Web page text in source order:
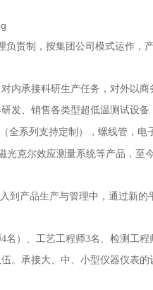
负责制，按集团公司模式运作，
内承接科研生产任务，对外以商
发、销售各类型超低温测试设
全系列支持定制），螺线管，电
光克尔效应测量系统等产品，至
到产品生产与管理中，通过新
4名）、工艺工程师3名、检测工程
。承接大、中、小型仪器仪表